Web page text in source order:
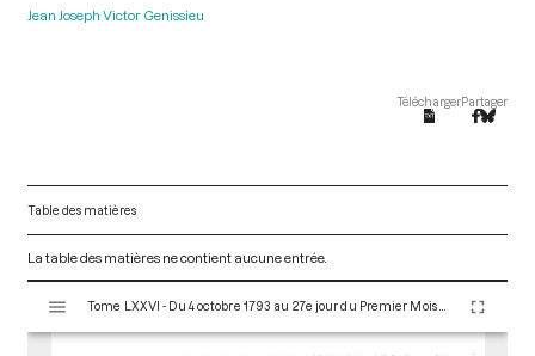
Jean Joseph Victor Genissieu
TéléchargerPartager
Table des matières
La table des matières ne contient aucune entrée.
s